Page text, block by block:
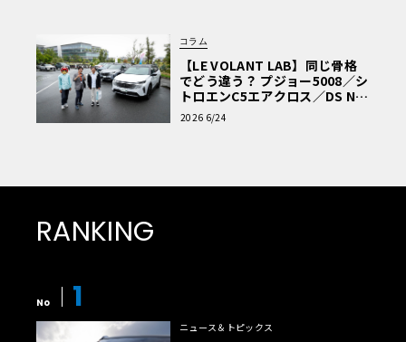
コラム
【LE VOLANT LAB】同じ骨格
でどう違う？ プジョー5008／シ
トロエンC5エアクロス／DS Nº4
読者一気乗りレポート
2026 6/24
RANKING
No 1
ニュース＆トピックス